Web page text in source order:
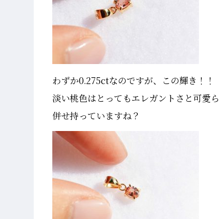
わずか0.275ctなのですが、この輝き！！
淡い桃色はとってもエレガントさと可愛
併せ持っていますね？